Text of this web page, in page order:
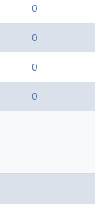
0
0
0
0